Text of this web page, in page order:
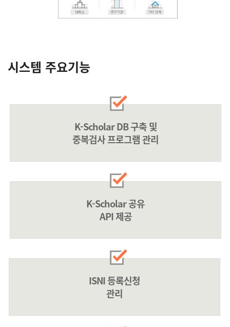
시스템 주요기능
K-Scholar DB 구축 및
중복검사 프로그램 관리
K-Scholar 공유
API 제공
ISNI 등록신청
관리